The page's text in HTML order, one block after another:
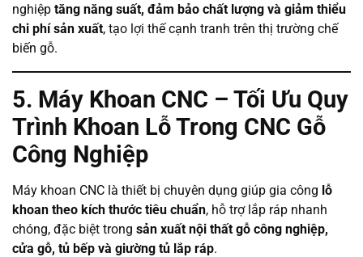
nghiệp tăng năng suất, đảm bảo chất lượng và giảm thiểu
chi phí sản xuất, tạo lợi thế cạnh tranh trên thị trường chế
biến gỗ.
5. Máy Khoan CNC – Tối Ưu Quy
Trình Khoan Lỗ Trong CNC Gỗ
Công Nghiệp
Máy khoan CNC là thiết bị chuyên dụng giúp gia công lỗ
khoan theo kích thước tiêu chuẩn, hỗ trợ lắp ráp nhanh
chóng, đặc biệt trong sản xuất nội thất gỗ công nghiệp,
cửa gỗ, tủ bếp và giường tủ lắp ráp.